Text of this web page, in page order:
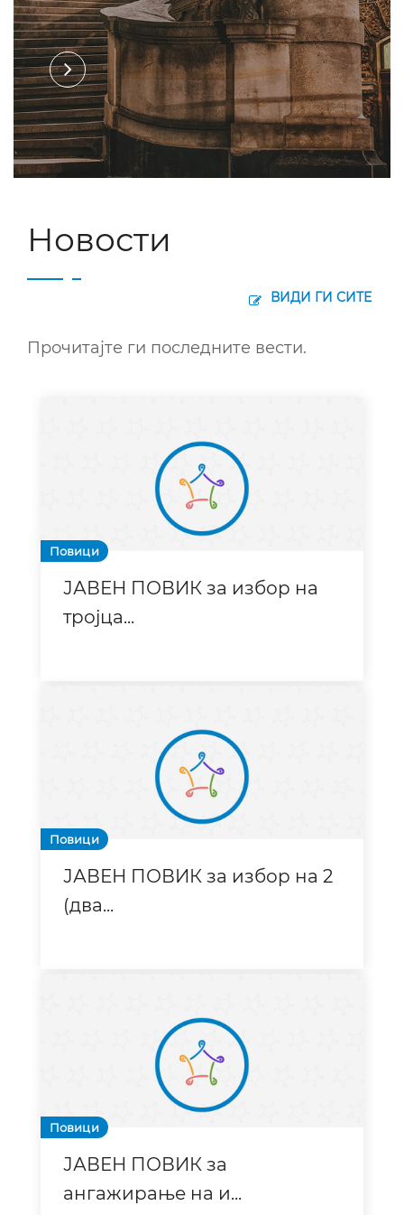
Новости
ВИДИ ГИ СИТЕ
Прочитајте ги последните вести.
Повици
ЈАВЕН ПОВИК за избор на
тројца...
Повици
ЈАВЕН ПОВИК за избор на 2
(два...
Повици
ЈАВЕН ПОВИК за
ангажирање на и...